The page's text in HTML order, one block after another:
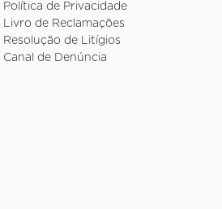
Política de Privacidade
Livro de Reclamações
Resolução de Litígios
Canal de Denúncia